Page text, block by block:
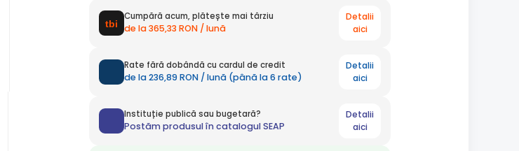
Cumpără acum, plătește mai târziu
de la 365,33 RON / lună
Detalii
aici
Rate fără dobândă cu cardul de credit
de la 236,89 RON / lună (până la 6 rate)
Detalii
aici
Instituție publică sau bugetară?
Postăm produsul în catalogul SEAP
Detalii
aici